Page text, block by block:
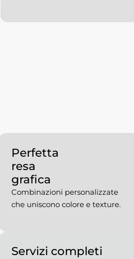
Perfetta
resa
grafica
Combinazioni personalizzate
che uniscono colore e texture.
Servizi completi